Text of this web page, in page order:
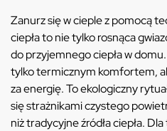
Zanurz się w cieple z pomocą
ciepła to nie tylko rosnąca
do przyjemnego ciepła w
tylko termicznym komfortem,
za energię. To ekologiczny
się strażnikami czystego
niż tradycyjne źródła ciepła.